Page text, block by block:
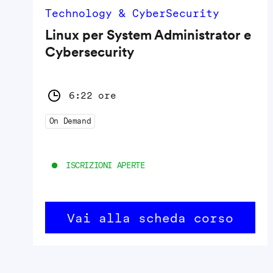
Technology & CyberSecurity
Linux per System Administrator e
Cybersecurity
6:22 ore
On Demand
ISCRIZIONI APERTE
Vai alla scheda corso